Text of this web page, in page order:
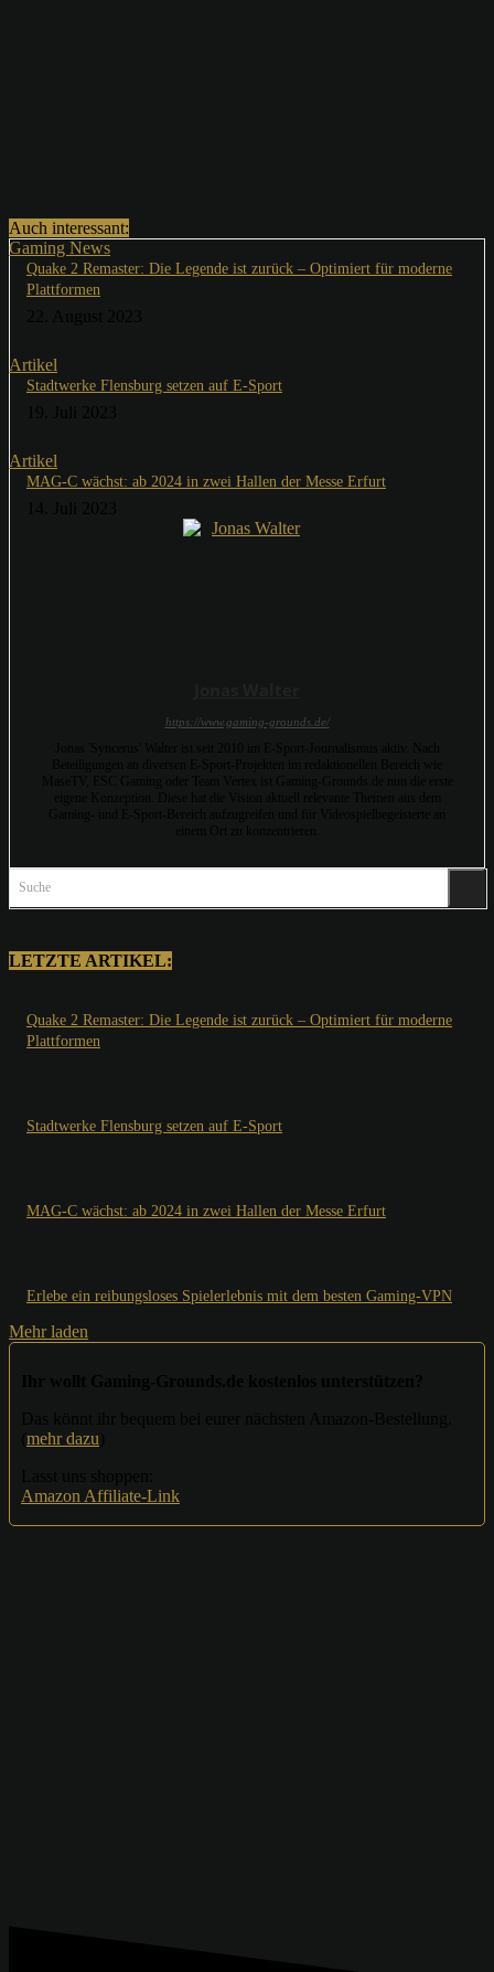
Auch interessant:
Gaming News
Quake 2 Remaster: Die Legende ist zurück – Optimiert für moderne
Plattformen
Artikel
Stadtwerke Flensburg setzen auf E-Sport
Artikel
MAG-C wächst: ab 2024 in zwei Hallen der Messe Erfurt
https://www.gaming-grounds.de/
Suche
LETZTE ARTIKEL:
Quake 2 Remaster: Die Legende ist zurück – Optimiert für moderne
Plattformen
Stadtwerke Flensburg setzen auf E-Sport
MAG-C wächst: ab 2024 in zwei Hallen der Messe Erfurt
Erlebe ein reibungsloses Spielerlebnis mit dem besten Gaming-VPN
Mehr laden
mehr dazu
Amazon Affiliate-Link